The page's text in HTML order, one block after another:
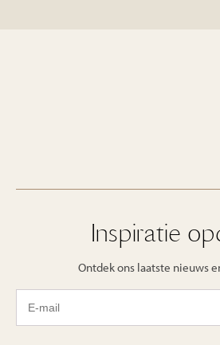
Inspiratie
Ontdek ons laatste nieuws